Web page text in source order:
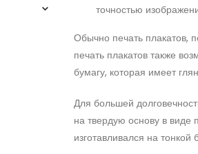
точностью
Обычно печать плакатов,
печать плакатов также
бумагу, которая имеет
Для большей
на твердую основу в виде
изготавливался на тонкой